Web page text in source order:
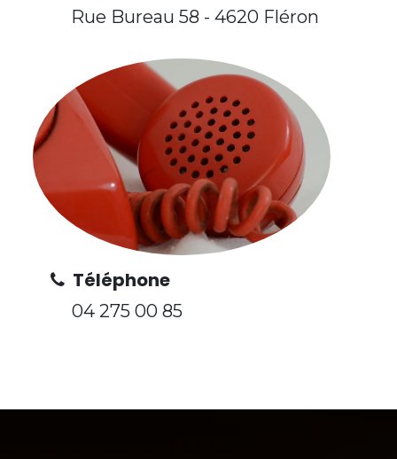
Rue Bureau 58 - 4620 Fléron
Téléphone
04 275 00 85